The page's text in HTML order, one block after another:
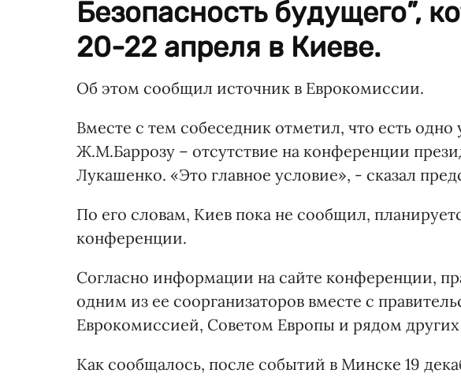
Безопасность будущего”,
20-22 апреля в Киеве.
Об этом сообщил источник в Еврокомиссии.
Вместе с тем собеседник отметил, что есть одно
Ж.М.Баррозу – отсутствие на конференции
Лукашенко. «Это главное условие», - сказал
По его словам, Киев пока не сообщил,
конференции.
Согласно информации на сайте конференции,
одним из ее соорганизаторов вместе с
Еврокомиссией, Советом Европы и рядом других
Как сообщалось, после событий в Минске 19